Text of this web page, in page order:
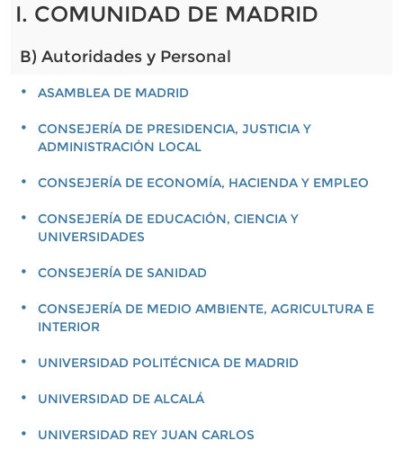
I. COMUNIDAD DE MADRID
B) Autoridades y Personal
ASAMBLEA DE MADRID
CONSEJERÍA DE PRESIDENCIA, JUSTICIA Y
ADMINISTRACIÓN LOCAL
CONSEJERÍA DE ECONOMÍA, HACIENDA Y EMPLEO
CONSEJERÍA DE EDUCACIÓN, CIENCIA Y
UNIVERSIDADES
CONSEJERÍA DE SANIDAD
CONSEJERÍA DE MEDIO AMBIENTE, AGRICULTURA E
INTERIOR
UNIVERSIDAD POLITÉCNICA DE MADRID
UNIVERSIDAD DE ALCALÁ
UNIVERSIDAD REY JUAN CARLOS